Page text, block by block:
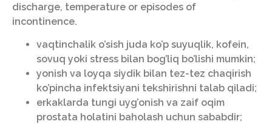
discharge, temperature or episodes of
incontinence.
vaqtinchalik o’sish juda ko’p suyuqlik, kofein,
sovuq yoki stress bilan bog’liq bo’lishi mumkin;
yonish va loyqa siydik bilan tez-tez chaqirish
ko’pincha infektsiyani tekshirishni talab qiladi;
erkaklarda tungi uyg’onish va zaif oqim
prostata holatini baholash uchun sababdir;